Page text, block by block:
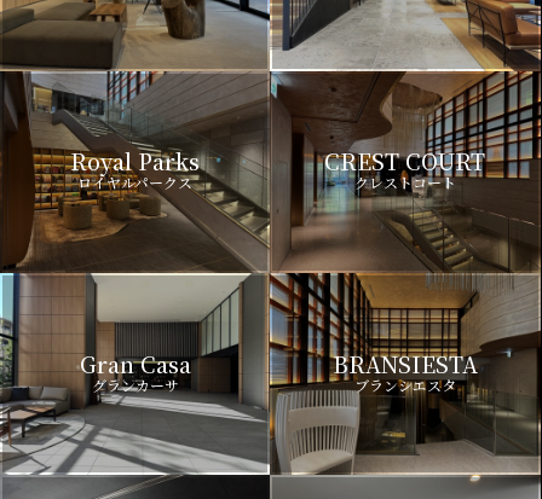
Royal Parks
ロイヤルパークス
CREST COURT
クレストコート
Gran Casa
グランカーサ
BRANSIESTA
ブランシエスタ